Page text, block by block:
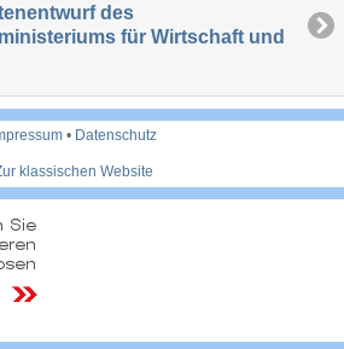
des
für Wirtschaft und
• Datenschutz
klassischen Website